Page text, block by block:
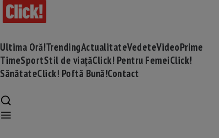
Ultima Oră!TrendingActualitateVedeteVideoPrime
TimeSportStil de viațăClick! Pentru FemeiClick!
SănătateClick! Poftă Bună!Contact